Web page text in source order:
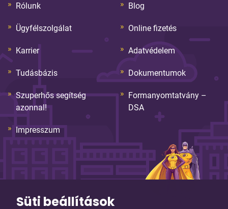
Süti beállítások
Rólunk Blog
Ügyfélszolgálat Online fizetés
Karrier Adatvédelem
Tudásbázis Dokumentumok
Szuperhős segítség
azonnal!
Formanyomtatvány –
DSA
Impresszum